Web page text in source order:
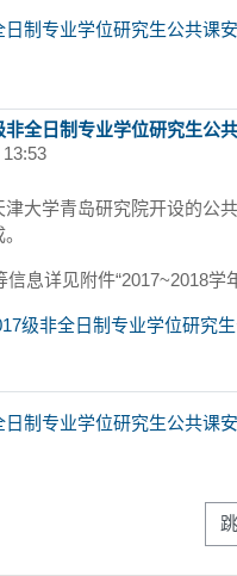
制专业学位研究生公共课安
全日制专业学位研究生公共
学青岛研究院开设的公共
信息详见附件“2017~2018
级非全日制专业学位研究
制专业学位研究生公共课安
跳至...